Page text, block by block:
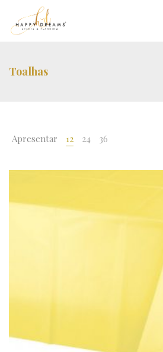
Toalhas
Apresentar 12 24 36